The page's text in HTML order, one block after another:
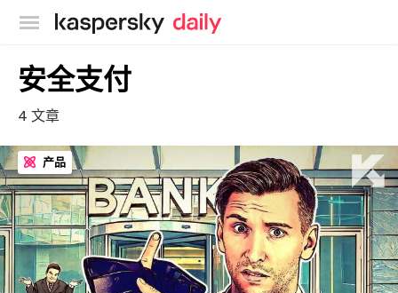
卡巴斯基官方博客
安全支付
4 文章
产品